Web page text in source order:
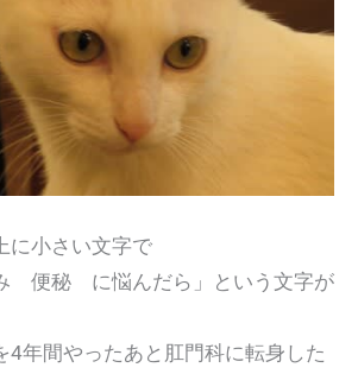
に小さい文字で
便秘 に悩んだら」という文字が
4年間やったあと肛門科に転身した